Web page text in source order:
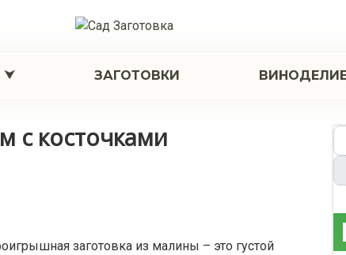
ЗАГОТОВКИ
с косточками
заготовка из малины – это густой